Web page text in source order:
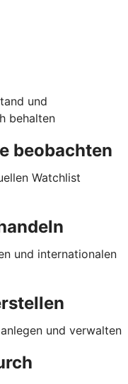
und
behalten
beobachten
Watchlist
und internationalen
und verwalten